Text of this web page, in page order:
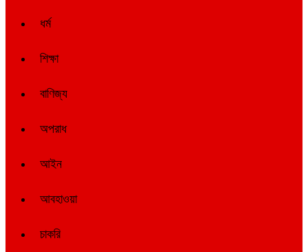
ধর্ম
শিক্ষা
বাণিজ্য
অপরাধ
আইন
আবহাওয়া
চাকরি